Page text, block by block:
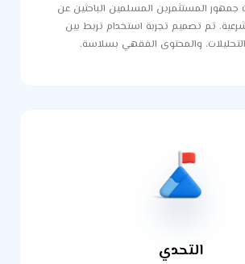
جمهور المستثمرين المسلمين الباحثين عن
تم تصميم تجربة استخدام تربط بين
التحليلات، والمحتوى الفقهي بسلاسة.
التحدي